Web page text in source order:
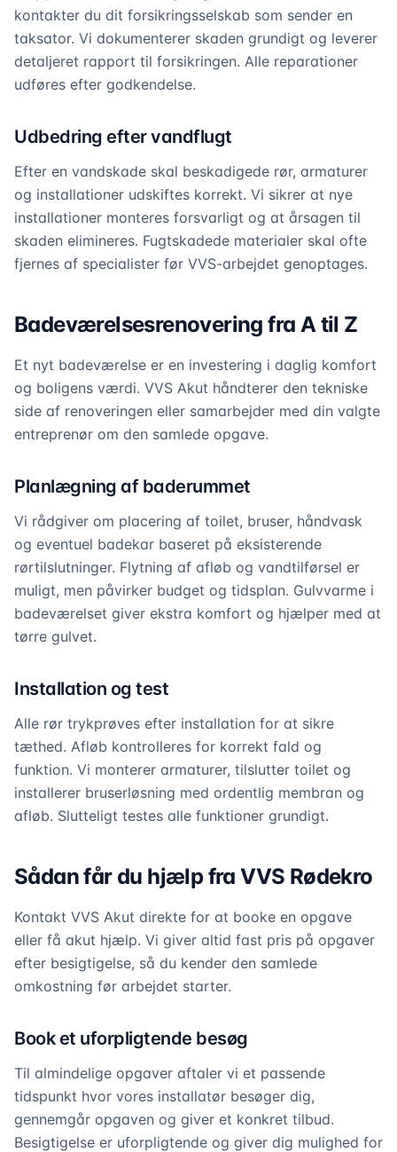
kontakter du dit forsikringsselskab som sender en
taksator. Vi dokumenterer skaden grundigt og leverer
detaljeret rapport til forsikringen. Alle reparationer
udføres efter godkendelse.
Udbedring efter vandflugt
Efter en vandskade skal beskadigede rør, armaturer
og installationer udskiftes korrekt. Vi sikrer at nye
installationer monteres forsvarligt og at årsagen til
skaden elimineres. Fugtskadede materialer skal ofte
fjernes af specialister før VVS-arbejdet genoptages.
Badeværelsesrenovering fra A til Z
Et nyt badeværelse er en investering i daglig komfort
og boligens værdi. VVS Akut håndterer den tekniske
side af renoveringen eller samarbejder med din valgte
entreprenør om den samlede opgave.
Planlægning af baderummet
Vi rådgiver om placering af toilet, bruser, håndvask
og eventuel badekar baseret på eksisterende
rørtilslutninger. Flytning af afløb og vandtilførsel er
muligt, men påvirker budget og tidsplan. Gulvvarme i
badeværelset giver ekstra komfort og hjælper med at
tørre gulvet.
Installation og test
Alle rør trykprøves efter installation for at sikre
tæthed. Afløb kontrolleres for korrekt fald og
funktion. Vi monterer armaturer, tilslutter toilet og
installerer bruserløsning med ordentlig membran og
afløb. Slutteligt testes alle funktioner grundigt.
Sådan får du hjælp fra VVS Rødekro
Kontakt VVS Akut direkte for at booke en opgave
eller få akut hjælp. Vi giver altid fast pris på opgaver
efter besigtigelse, så du kender den samlede
omkostning før arbejdet starter.
Book et uforpligtende besøg
Til almindelige opgaver aftaler vi et passende
tidspunkt hvor vores installatør besøger dig,
gennemgår opgaven og giver et konkret tilbud.
Besigtigelse er uforpligtende og giver dig mulighed for